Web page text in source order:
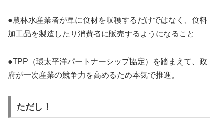
●農林水産業者が単に食材を収穫するだけではなく、食料
加工品を製造したり消費者に販売するようになること
●TPP（環太平洋パートナーシップ協定）を踏まえて、政
府が一次産業の競争力を高めるため本気で推進。
ただし！